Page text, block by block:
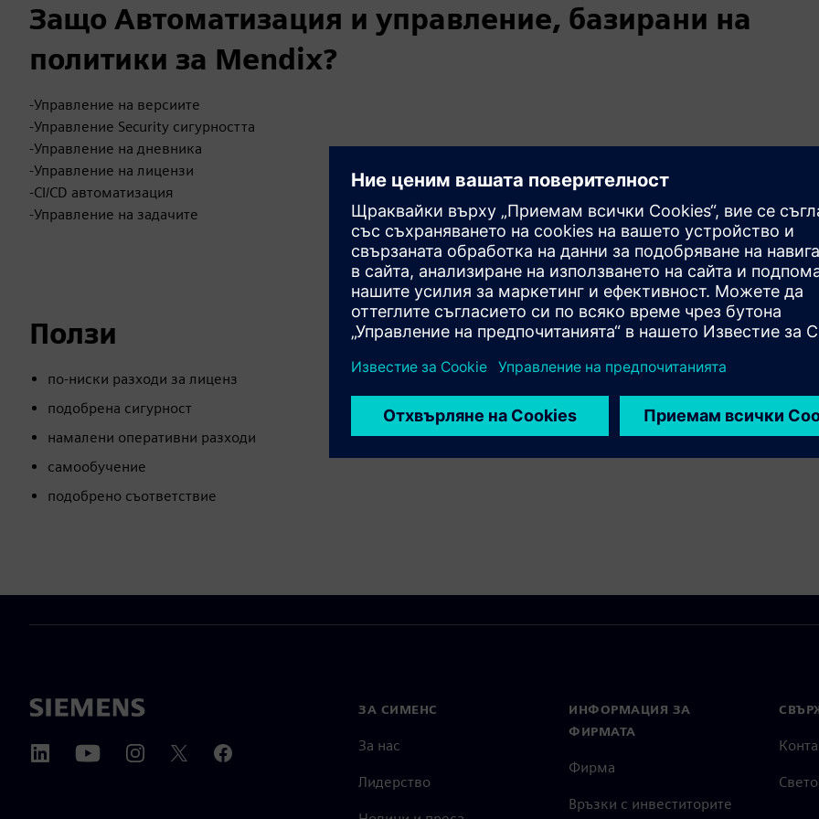
Защо Автоматизация и управление, базирани на
политики за Mendix?
-Управление на версиите
-Управление Security сигурността
-Управление на дневника
-Управление на лицензи
-CI/CD автоматизация
-Управление на задачите
Ползи
по-ниски разходи за лиценз
подобрена сигурност
намалени оперативни разходи
самообучение
подобрено съответствие
ЗА СИМЕНС
За нас
Лидерство
ИНФОРМАЦИЯ ЗА
ФИРМАТА
Фирма
Връзки с инвеститорите